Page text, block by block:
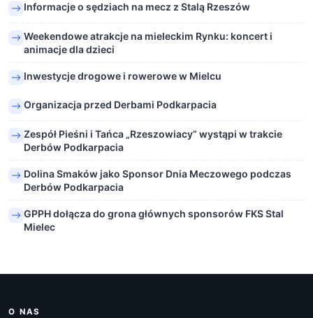
Informacje o sędziach na mecz z Stalą Rzeszów
Weekendowe atrakcje na mieleckim Rynku: koncert i
animacje dla dzieci
Inwestycje drogowe i rowerowe w Mielcu
Organizacja przed Derbami Podkarpacia
Zespół Pieśni i Tańca „Rzeszowiacy” wystąpi w trakcie
Derbów Podkarpacia
Dolina Smaków jako Sponsor Dnia Meczowego podczas
Derbów Podkarpacia
GPPH dołącza do grona głównych sponsorów FKS Stal
Mielec
O NAS